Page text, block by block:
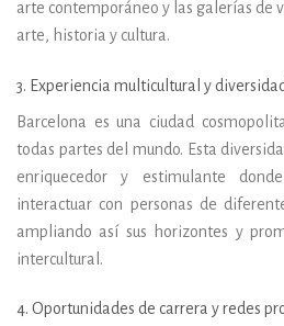
arte contemporáneo y las galerías de
arte, historia y cultura.
3. Experiencia multicultural y diversidad
Barcelona es una ciudad
todas partes del mundo. Esta
enriquecedor y estimulante
interactuar con personas de
ampliando así sus horizontes y
intercultural.
4. Oportunidades de carrera y redes